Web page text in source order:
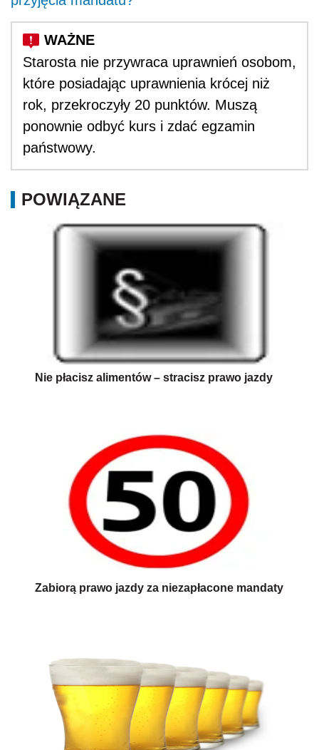
Starosta nie przywraca uprawnień osobom,
które posiadając uprawnienia krócej niż
rok, przekroczyły 20 punktów. Muszą
ponownie odbyć kurs i zdać egzamin
państwowy.
POWIĄZANE
Nie płacisz alimentów – stracisz prawo jazdy
Zabiorą prawo jazdy za niezapłacone mandaty